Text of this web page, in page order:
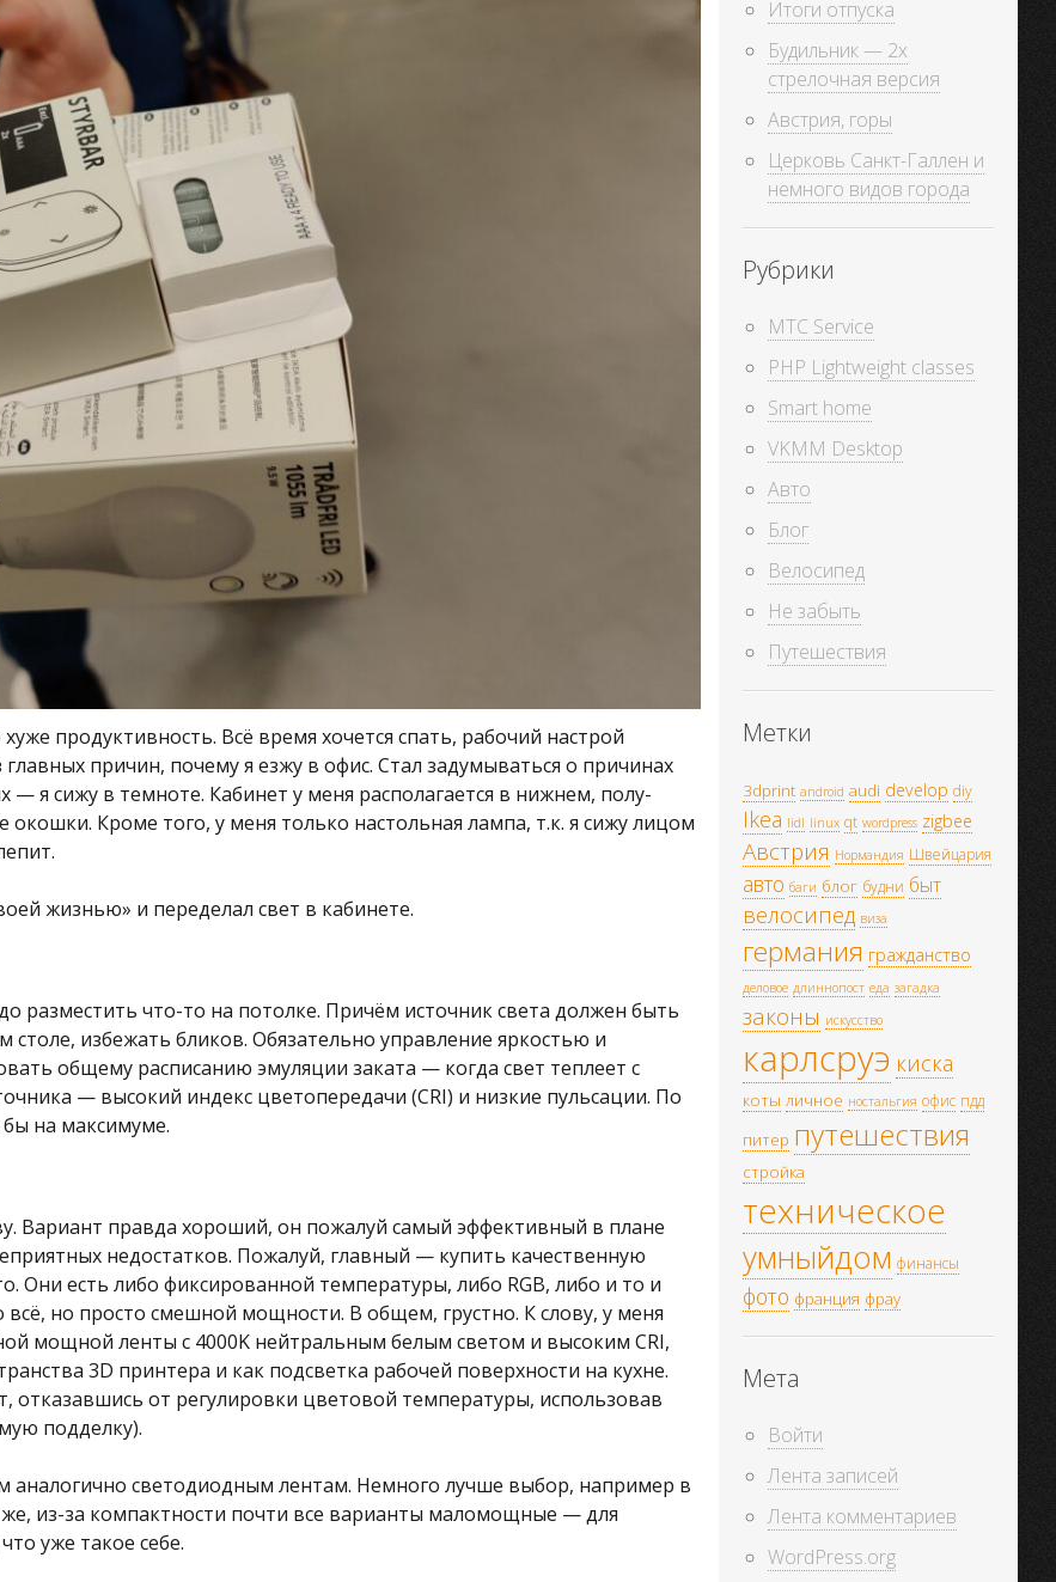
продуктивность. Всё время хочется спать, рабочий настрой
причин, почему я езжу в офис. Стал задумываться о причинах
я сижу в темноте. Кабинет у меня располагается в нижнем, полу-
Кроме того, у меня только настольная лампа, т.к. я сижу лицом
жизнью» и переделал свет в кабинете.
разместить что-то на потолке. Причём источник света должен быть
избежать бликов. Обязательно управление яркостью и
общему расписанию эмуляции заката — когда свет теплеет с
— высокий индекс цветопередачи (CRI) и низкие пульсации. По
на максимуме.
Вариант правда хороший, он пожалуй самый эффективный в плане
недостатков. Пожалуй, главный — купить качественную
Они есть либо фиксированной температуры, либо RGB, либо и то и
но просто смешной мощности. В общем, грустно. К слову, у меня
мощной ленты с 4000K нейтральным белым светом и высоким CRI,
3D принтера и как подсветка рабочей поверхности на кухне.
от регулировки цветовой температуры, использовав
подделку).
аналогично светодиодным лентам. Немного лучше выбор, например в
из-за компактности почти все варианты маломощные — для
уже такое себе.
Итоги отпуска
Будильник — 2х
стрелочная версия
Австрия, горы
Церковь Санкт-Галлен и
немного видов города
Рубрики
MTC Service
PHP Lightweight classes
Smart home
VKMM Desktop
Авто
Блог
Велосипед
Не забыть
Путешествия
Метки
3dprint android audi develop diy
Ikea lidl linux qt wordpress zigbee
Австрия Нормандия Швейцария
авто баги блог будни быт
велосипед виза
германия гражданство
деловое длиннопост еда загадка
законы искусство
карлсруэ киска
коты личное ностальгия офис пдд
питер путешествия
стройка
техническое
умныйдом финансы
фото франция фрау
Мета
Войти
Лента записей
Лента комментариев
WordPress.org